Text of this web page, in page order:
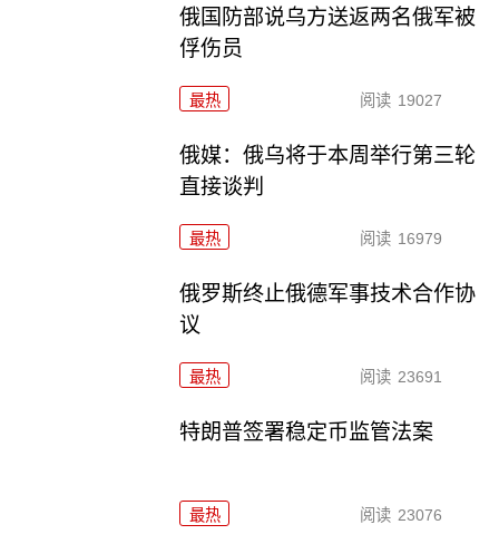
俄国防部说乌方送返两名俄军被
俘伤员
最热 阅读 19027
俄媒：俄乌将于本周举行第三轮
直接谈判
最热 阅读 16979
俄罗斯终止俄德军事技术合作协
议
最热 阅读 23691
特朗普签署稳定币监管法案
最热 阅读 23076